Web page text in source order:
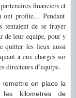
financiers et
ont profite… Pendant
tentaient de se frayer
de leur equipe, pour y
quitter les lieux aussi
quant a eux charges sur
directeurs d’equipe.
remettre en place la
les kilometres de